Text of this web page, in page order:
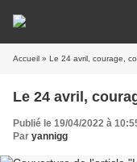
Accueil » Le 24 avril, courage,
Le 24 avril,
Publié le 19/04/2022 à
Par yannigg